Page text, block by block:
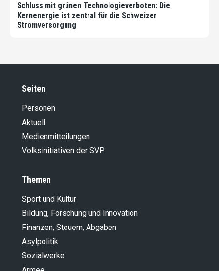
Schluss mit grünen Technologieverboten: Die
Kernenergie ist zentral für die Schweizer
Stromversorgung
Seiten
Personen
Aktuell
Medienmitteilungen
Volksinitiativen der SVP
Themen
Sport und Kultur
Bildung, Forschung und Innovation
Finanzen, Steuern, Abgaben
Asylpolitik
Sozialwerke